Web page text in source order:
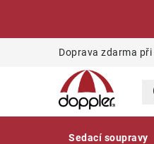
Doprava zdarma
Sedací soupravy